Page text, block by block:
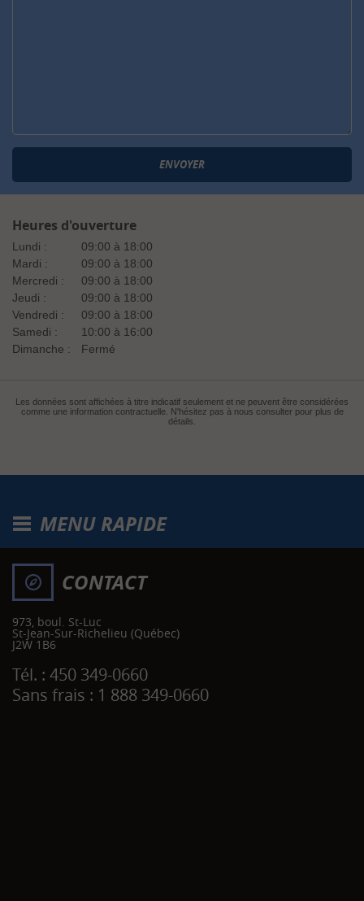
ENVOYER
Heures d'ouverture
Lundi :
09:00 à 18:00
Mardi :
09:00 à 18:00
Mercredi :
09:00 à 18:00
Jeudi :
09:00 à 18:00
Vendredi :
09:00 à 18:00
Samedi :
10:00 à 16:00
Dimanche :
Fermé
Les données sont affichées à titre indicatif seulement et ne peuvent être considérées
comme une information contractuelle. N'hésitez pas à nous consulter pour plus de
détails.
MENU RAPIDE
CONTACT
973, boul. St-Luc
St-Jean-Sur-Richelieu (Québec)
J2W 1B6
Tél. : 450 349-0660
Sans frais : 1 888 349-0660